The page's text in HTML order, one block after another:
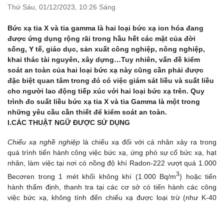
Thứ Sáu, 01/12/2023, 10:26 Sáng
Bức xạ tia X và tia gamma là hai loại bức xạ ion hóa đang
được ứng dụng rộng rãi trong hầu hết các mặt của đời
sống, Y tế, giáo dục, sản xuất công nghiệp, nông nghiệp,
khai thác tài nguyên, xây dựng…Tuy nhiên, vấn đề kiểm
soát an toàn của hai loại bức xạ này cũng cần phải được
đặc biệt quan tâm trong đó có việc giám sát liều và suất liều
cho người lao động tiếp xúc với hai loại bức xạ trên. Quy
trình đo suất liều bức xạ tia X và tia Gamma là một trong
những yêu cầu cần thiết để kiểm soát an toàn.
I.CÁC THUẬT NGỮ ĐƯỢC SỬ DỤNG
Chiếu xạ nghề nghiệp là chiếu xạ đối với cá nhân xảy ra trong
quá trình tiến hành công việc bức xạ, ứng phó sự cố bức xạ, hạt
nhân, làm việc tại nơi có nồng độ khí Radon-222 vượt quá 1.000
Becơren trong 1 mét khối không khí (1.000 Bq/m3) hoặc tiến
hành thẩm định, thanh tra tại các cơ sở có tiến hành các công
việc bức xạ, không tính đến chiếu xạ được loại trừ (như K-40